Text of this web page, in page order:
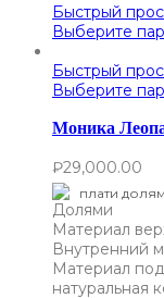
Быстрый
Выберите
Быстрый
Выберите
Моника
₽29,000.00
плати
Материал
Внутренний
Материал
натуральная